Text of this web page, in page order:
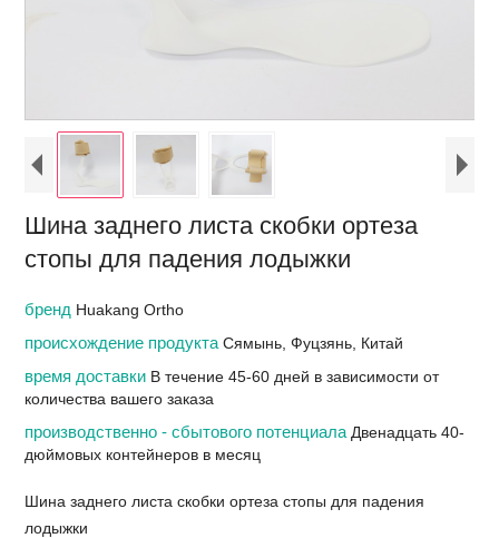
Шина заднего листа скобки ортеза
стопы для падения лодыжки
бренд Huakang Ortho
происхождение продуктаСямынь, Фуцзянь, Китай
время доставки В течение 45-60 дней в зависимости от
количества вашего заказа
производственно - сбытового потенциала Двенадцать 40-
дюймовых контейнеров в месяц
Шина заднего листа скобки ортеза стопы для падения
лодыжки